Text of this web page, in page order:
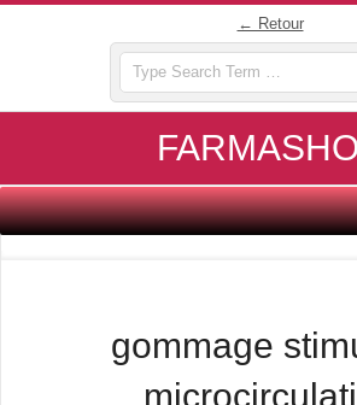
← Retour
Primary
Navigation
gommage